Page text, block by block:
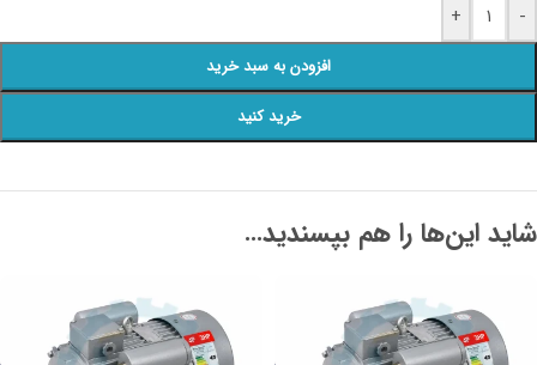
-
+
افزودن به سبد خرید
خرید کنید
شاید این‌ها را هم بپسندید…